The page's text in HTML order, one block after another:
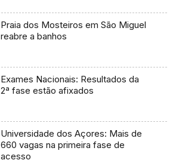
Praia dos Mosteiros em São Miguel
reabre a banhos
Exames Nacionais: Resultados da
2ª fase estão afixados
Universidade dos Açores: Mais de
660 vagas na primeira fase de
acesso